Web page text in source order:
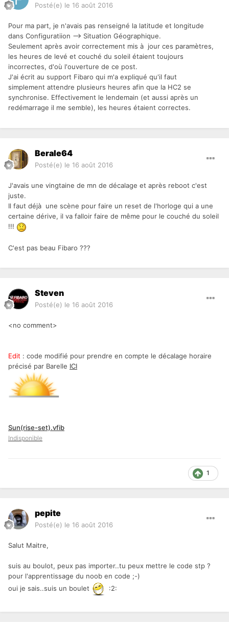
Posté(e) le 16 août 2016
Pour ma part, je n'avais pas renseigné la latitude et longitude
dans Configuratiion --> Situation Géographique.
Seulement après avoir correctement mis à jour ces paramètres,
les heures de levé et couché du soleil étaient toujours
incorrectes, d'où l'ouverture de ce post.
J'ai écrit au support Fibaro qui m'a expliqué qu'il faut
simplement attendre plusieurs heures afin que la HC2 se
synchronise. Effectivement le lendemain (et aussi après un
redémarrage il me semble), les heures étaient correctes.
Berale64
Posté(e) le 16 août 2016
J'avais une vingtaine de mn de décalage et après reboot c'est
juste.
Il faut déjà une scène pour faire un reset de l'horloge qui a une
certaine dérive, il va falloir faire de même pour le couché du soleil
!!!
C'est pas beau Fibaro ???
Steven
Posté(e) le 16 août 2016
<no comment>
Edit : code modifié pour prendre en compte le décalage horaire
précisé par Barelle ICI
Sun(rise-set).vfib
Indisponible
1
pepite
Posté(e) le 16 août 2016
Salut Maitre,
suis au boulot, peux pas importer..tu peux mettre le code stp ?
pour l'apprentissage du noob en code ;-)
oui je sais..suis un boulet
:2: